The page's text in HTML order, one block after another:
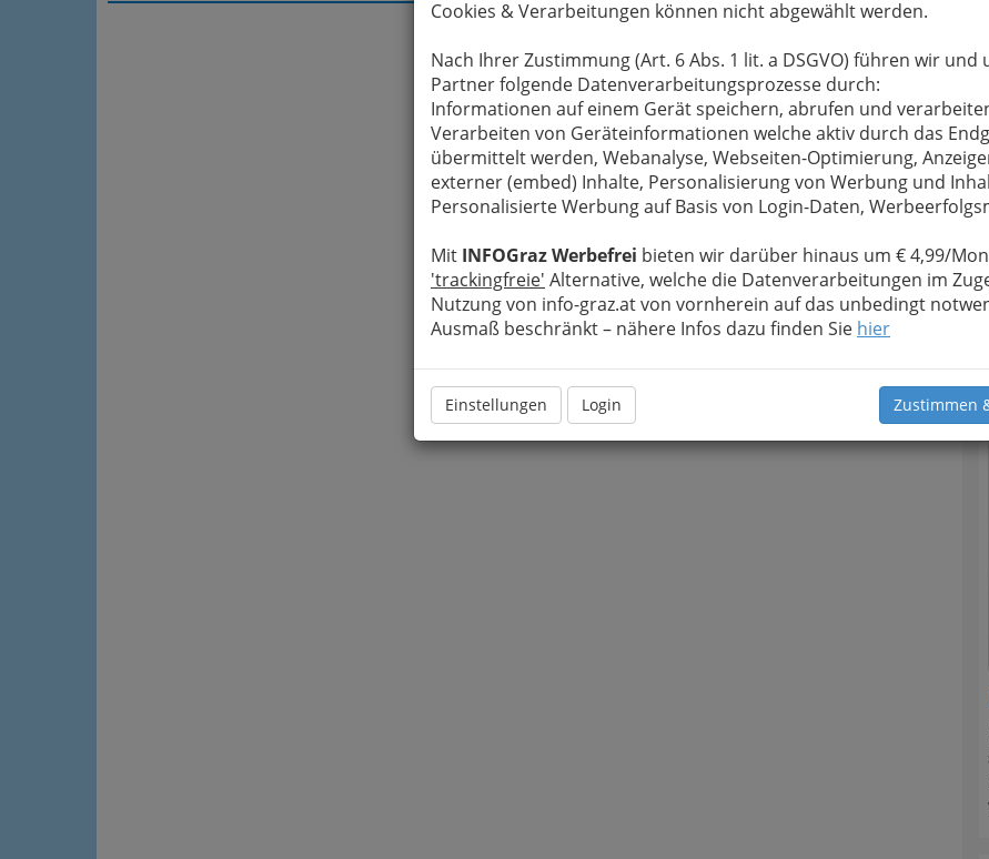
Cookies & Verarbeitungen können nicht abgewählt werden.
Nach Ihrer Zustimmung (Art. 6 Abs. 1 lit. a DSGVO) führen wir und
Partner folgende Datenverarbeitungsprozesse durch:
Informationen auf einem Gerät speichern, abrufen und
Verarbeiten von Geräteinformationen welche aktiv durch das
übermittelt werden, Webanalyse, Webseiten-Optimierung,
externer (embed) Inhalte, Personalisierung von Werbung und
Personalisierte Werbung auf Basis von Login-Daten,
Mit INFOGraz Werbefrei bieten wir darüber hinaus um € 4,99/
'trackingfreie' Alternative, welche die Datenverarbeitungen im
Nutzung von info-graz.at von vornherein auf das unbedingt
Ausmaß beschränkt – nähere Infos dazu finden Sie hier
Einstellungen Login Zustimmen